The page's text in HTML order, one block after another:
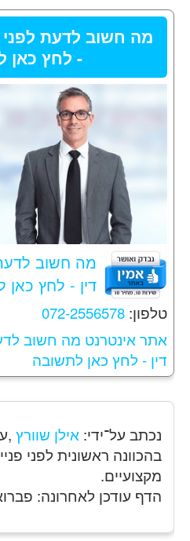
מה חשוב לדעת לפני
- לחץ כאן
מה חשוב
דין - לחץ כאן
טלפון: 072-2556578
אתר אינטרנט מה חשוב
דין - לחץ כאן לתשובה
נכתב על־ידי: אילן שוורץ
בהכוונה ראשונית לפני
מקצועיים.
הדף עודכן לאחרונה: פברואר